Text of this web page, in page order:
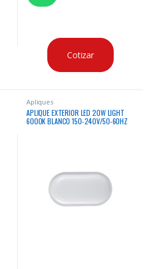
Cotizar
Apliques
APLIQUE EXTERIOR LED 20W LIGHT
6000K BLANCO 150-240V/50-60HZ